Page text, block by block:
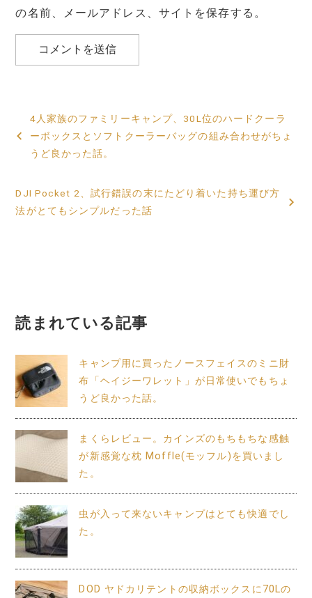
の名前、メールアドレス、サイトを保存する。
稿
ビ
ゲ
ン
4人家族のファミリーキャンプ、30L位のハードクーラ
ーボックスとソフトクーラーバッグの組み合わせがちょ
うど良かった話。
DJI Pocket 2、試行錯誤の末にたどり着いた持ち運び方
法がとてもシンプルだった話
読まれている記事
キャンプ用に買ったノースフェイスのミニ財
布「ヘイジーワレット」が日常使いでもちょ
うど良かった話。
まくらレビュー。カインズのもちもちな感触
が新感覚な枕 Moffle(モッフル)を買いまし
た。
虫が入って来ないキャンプはとても快適でし
た。
DOD ヤドカリテントの収納ボックスに70Lの